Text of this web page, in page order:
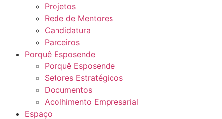
Projetos
Rede de Mentores
Candidatura
Parceiros
Porquê Esposende
Porquê Esposende
Setores Estratégicos
Documentos
Acolhimento Empresarial
Espaço